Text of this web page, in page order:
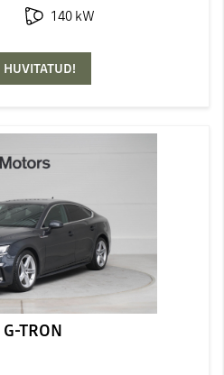
140 kW
HUVITATUD!
TRON